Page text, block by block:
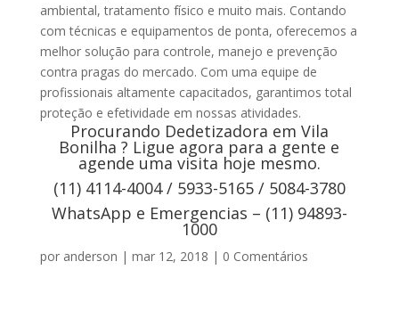
ambiental, tratamento físico e muito mais. Contando
com técnicas e equipamentos de ponta, oferecemos a
melhor solução para controle, manejo e prevenção
contra pragas do mercado. Com uma equipe de
profissionais altamente capacitados, garantimos total
proteção e efetividade em nossas atividades.
Procurando Dedetizadora em Vila
Bonilha ? Ligue agora para a gente e
agende uma visita hoje mesmo.
(11) 4114-4004 / 5933-5165 / 5084-3780
WhatsApp e Emergencias – (11) 94893-
1000
por anderson | mar 12, 2018 | 0 Comentários